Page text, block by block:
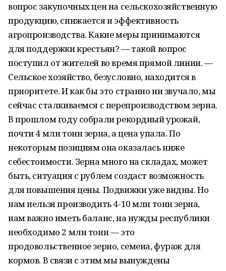
вопрос закупочных цен на сельскохозяйственную
продукцию, снижается и эффективность
агропроизводства. Какие меры принимаются
для поддержки крестьян? — такой вопрос
поступил от жителей во время прямой линии. —
Сельское хозяйство, безусловно, находится в
приоритете. И как бы это странно ни звучало, мы
сейчас сталкиваемся с перепроизводством зерна.
В прошлом году собрали рекордный урожай,
почти 4 млн тонн зерна, а цена упала. По
некоторым позициям она оказалась ниже
себестоимости. Зерна много на складах, может
быть, ситуация с рублем создаст возможность
для повышения цены. Подвижки уже видны. Но
нам нельзя производить 4-10 млн тонн зерна,
нам важно иметь баланс, на нужды республики
необходимо 2 млн тонн — это
продовольственное зерно, семена, фураж для
кормов. В связи с этим мы вынуждены